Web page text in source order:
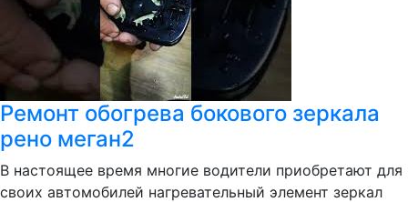
Ремонт обогрева бокового зеркала
рено меган2
В настоящее время многие водители приобретают для
своих автомобилей нагревательный элемент зеркал